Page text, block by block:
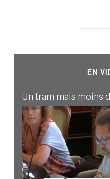
EN
Un tram mais moins